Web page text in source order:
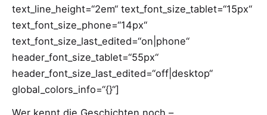
text_line_height=“2em“ text_font_size_tablet=“15px“
text_font_size_phone=“14px“
text_font_size_last_edited=“on|phone“
header_font_size_tablet=“55px“
header_font_size_last_edited=“off|desktop“
global_colors_info=“{}“]